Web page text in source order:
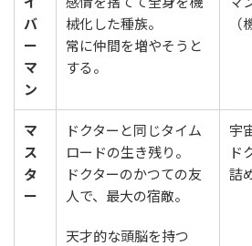
バ
ー
マ
ン
械化した種族。
常に仲間を増やそうと
する。
マ
ス
タ
ー
ドクターと同じタイム
ロードの生き残り。
ドクターのかつての友
人で、最大の宿敵。
天才的な頭脳を持つ
宇
ド
詰